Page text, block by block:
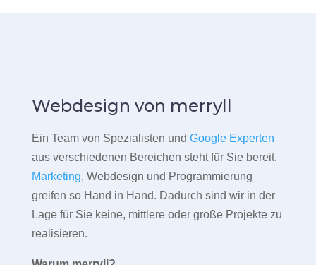
Webdesign von merryll
Ein Team von Spezialisten und Google Experten
aus verschiedenen Bereichen steht für Sie bereit.
Marketing, Webdesign und Programmierung
greifen so Hand in Hand. Dadurch sind wir in der
Lage für Sie keine, mittlere oder große Projekte zu
realisieren.